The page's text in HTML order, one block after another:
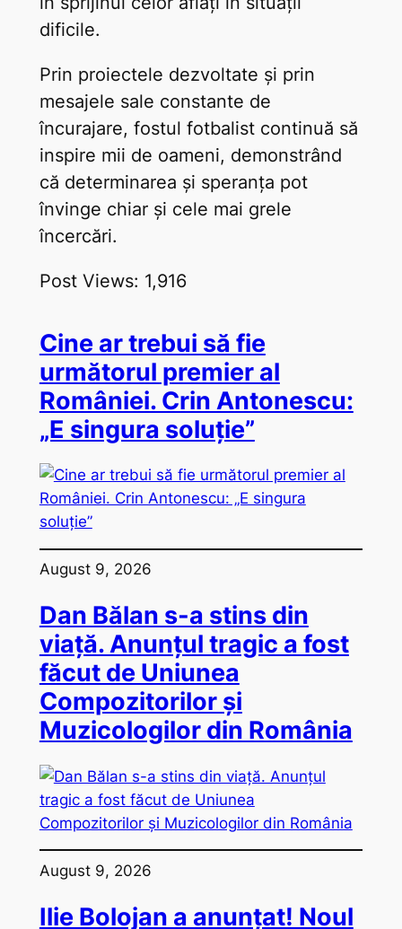
dificile.
Prin proiectele dezvoltate și prin
mesajele sale constante de
încurajare, fostul fotbalist continuă să
inspire mii de oameni, demonstrând
că determinarea și speranța pot
învinge chiar și cele mai grele
încercări.
Post Views: 1,916
Cine ar trebui să fie
următorul premier al
României. Crin Antonescu:
„E singura soluție”
August 9, 2026
Dan Bălan s-a stins din
viață. Anunțul tragic a fost
făcut de Uniunea
Compozitorilor și
Muzicologilor din România
August 9, 2026
Ilie Bolojan a anunțat! Noul